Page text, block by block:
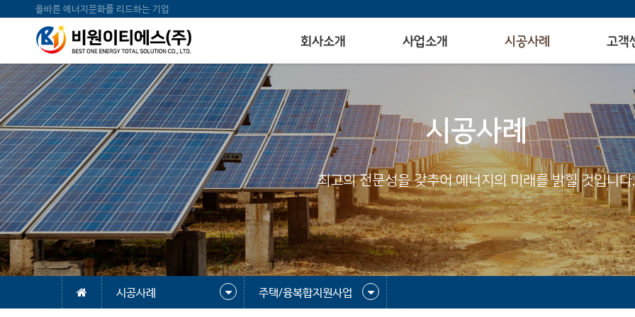
올바른 에너지문화를 리드하는 기업
회사소개 사업소개 시공사례 고객
시공사례
최고의 전문성을 갖추어 에너지의 미래를 밝힐 것입니다.
시공사례 주택/융복합지원사업